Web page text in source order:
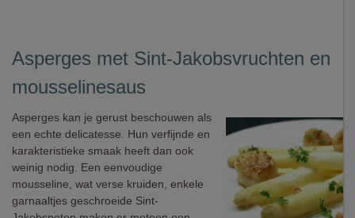
Asperges met Sint-Jakobsvruchten en
mousselinesaus
Asperges kan je gerust beschouwen als
een echte delicatesse. Hun verfijnde en
karakteristieke smaak heeft dan ook
weinig nodig. Een eenvoudige
mousseline, wat verse kruiden, enkele
garnaaltjes geschroeide Sint-